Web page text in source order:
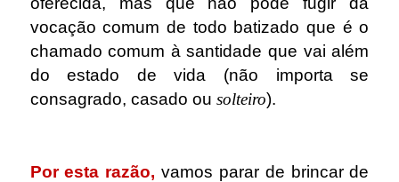
vocação comum de todo batizado que é o
chamado comum à santidade que vai além
do estado de vida (não importa se
consagrado, casado ou solteiro).
Por esta razão, vamos parar de brincar de